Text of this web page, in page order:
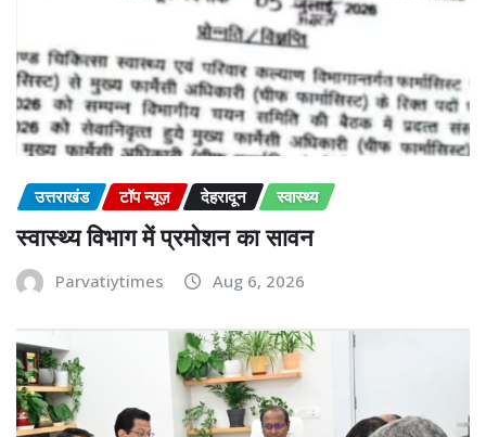
उत्तराखंड टॉप न्यूज़ देहरादून स्वास्थ्य
स्वास्थ्य विभाग में प्रमोशन का सावन
Parvatiytimes Aug 6, 2026